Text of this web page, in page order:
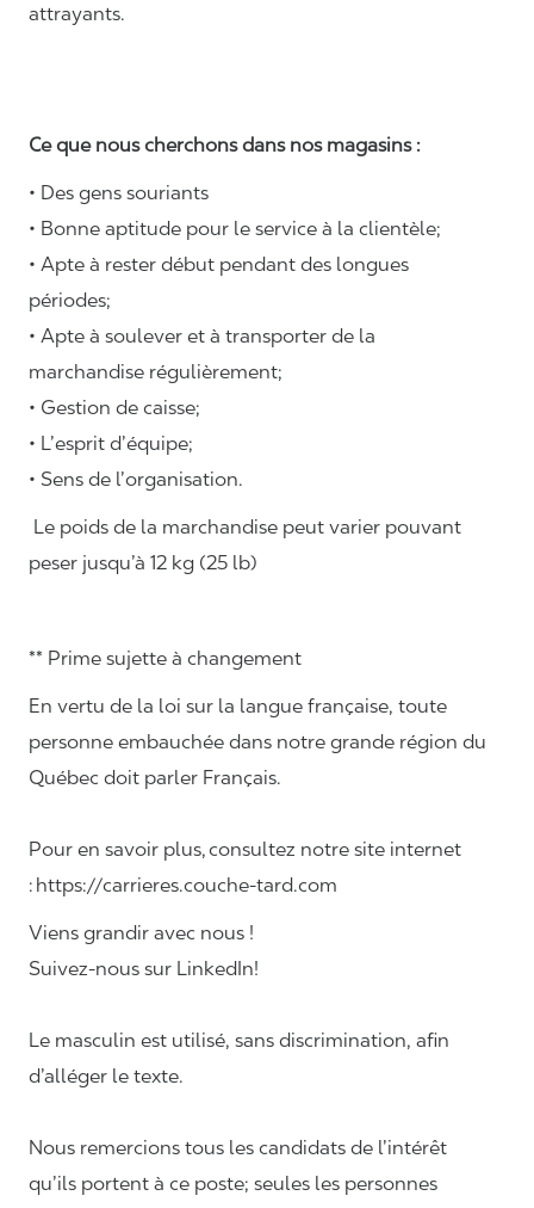
attrayants.
Ce que nous cherchons dans nos magasins :
• Des gens souriants
• Bonne aptitude pour le service à la clientèle;
• Apte à rester début pendant des longues
périodes;
• Apte à soulever et à transporter de la
marchandise régulièrement;
• Gestion de caisse;
• L’esprit d’équipe;
• Sens de l’organisation.
Le poids de la marchandise peut varier pouvant
peser jusqu’à 12 kg (25 lb)
** Prime sujette à changement
En vertu de la loi sur la langue française, toute
personne embauchée dans notre grande région du
Québec doit parler Français.
Pour en savoir plus, consultez notre site internet
: https://carrieres.couche-tard.com
Viens grandir avec nous !
Suivez-nous sur LinkedIn!
Le masculin est utilisé, sans discrimination, afin
d’alléger le texte.
Nous remercions tous les candidats de l’intérêt
qu’ils portent à ce poste; seules les personnes